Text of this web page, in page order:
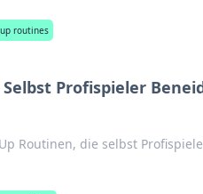
routines
Profispieler
Routinen, die selbst